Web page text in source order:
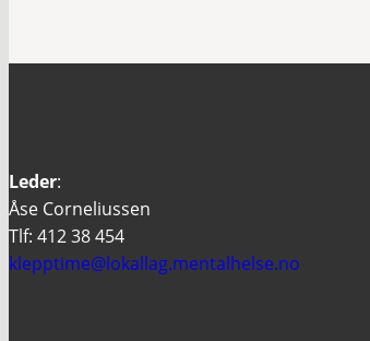
Leder:
Åse Corneliussen
Tlf: 412 38 454
klepptime@lokallag.mentalhelse.no